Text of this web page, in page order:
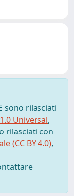
sono rilasciati
Universal,
rilasciati con
(CC BY 4.0),